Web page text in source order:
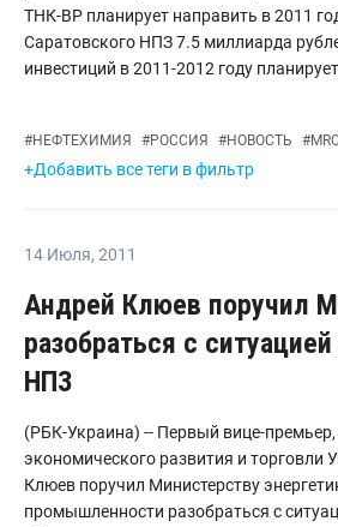
ТНК-ВР планирует направить в 2011
Саратовского НПЗ 7.5 миллиарда
инвестиций в 2011-2012 году
#НЕФТЕХИМИЯ #РОССИЯ #НОВОСТЬ #MRC
+Добавить все теги в фильтр
14 Июля, 2011
Андрей Клюев поручил
разобраться с
НПЗ
(РБК-Украина) -- Первый вице-
экономического развития и торговли
Клюев поручил Министерству
промышленности разобраться с